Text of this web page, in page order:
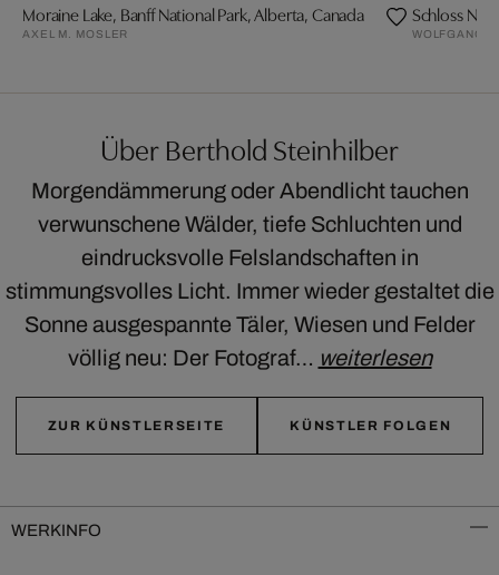
Moraine Lake, Banff National Park, Alberta, Canada
AXEL M. MOSLER
Schloss
WOLFGANG
Über Berthold Steinhilber
Morgendämmerung oder Abendlicht tauchen
verwunschene Wälder, tiefe Schluchten und
eindrucksvolle Felslandschaften in
stimmungsvolles Licht. Immer wieder gestaltet die
Sonne ausgespannte Täler, Wiesen und Felder
völlig neu: Der Fotograf… weiterlesen
ZUR KÜNSTLERSEITE KÜNSTLER FOLGEN
WERKINFO